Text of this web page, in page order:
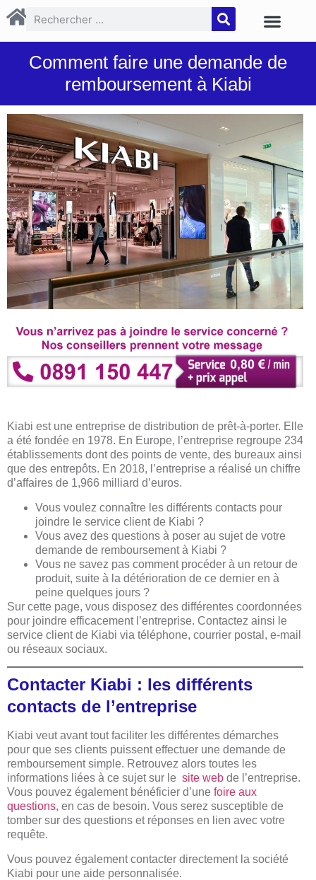
Comment faire une demande de
remboursement à Kiabi
Kiabi est une entreprise de distribution de prêt-à-porter. Elle
a été fondée en 1978. En Europe, l’entreprise regroupe 234
établissements dont des points de vente, des bureaux ainsi
que des entrepôts. En 2018, l’entreprise a réalisé un chiffre
d’affaires de 1,966 milliard d’euros.
Vous voulez connaître les différents contacts pour
joindre le service client de Kiabi ?
Vous avez des questions à poser au sujet de votre
demande de remboursement à Kiabi ?
Vous ne savez pas comment procéder à un retour de
produit, suite à la détérioration de ce dernier en à
peine quelques jours ?
Sur cette page, vous disposez des différentes coordonnées
pour joindre efficacement l’entreprise. Contactez ainsi le
service client de Kiabi via téléphone, courrier postal, e-mail
ou réseaux sociaux.
Contacter Kiabi : les différents
contacts de l’entreprise
Kiabi veut avant tout faciliter les différentes démarches
pour que ses clients puissent effectuer une demande de
remboursement simple. Retrouvez alors toutes les
informations liées à ce sujet sur le site web de l’entreprise.
Vous pouvez également bénéficier d’une foire aux
questions, en cas de besoin. Vous serez susceptible de
tomber sur des questions et réponses en lien avec votre
requête.
Vous pouvez également contacter directement la société
Kiabi pour une aide personnalisée.